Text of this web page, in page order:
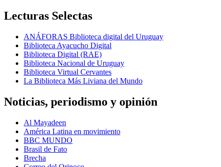
Lecturas Selectas
ANÁFORAS Biblioteca digital del Uruguay
Biblioteca Ayacucho Digital
Biblioteca Digital (RAE)
Biblioteca Nacional de Uruguay
Biblioteca Virtual Cervantes
La Biblioteca Más Liviana del Mundo
Noticias, periodismo y opinión
Al Mayadeen
América Latina en movimiento
BBC MUNDO
Brasil de Fato
Brecha